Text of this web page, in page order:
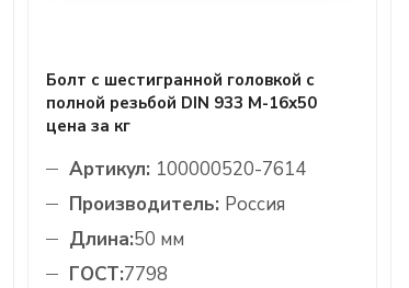
Болт с шестигранной головкой с
полной резьбой DIN 933 М-16х50
цена за кг
Артикул: 100000520-7614
Производитель: Россия
Длина:50 мм
ГОСТ:7798